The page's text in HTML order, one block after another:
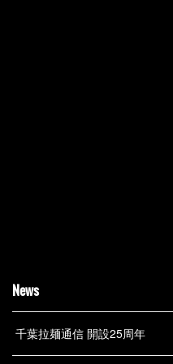
News
千葉拉麺通信 開設25周年